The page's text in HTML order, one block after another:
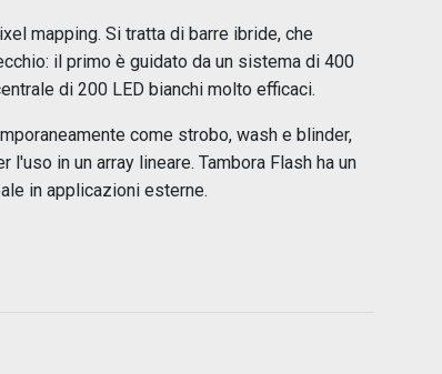
mapping. Si tratta di barre ibride, che
il primo è guidato da un sistema di 400
di 200 LED bianchi molto efficaci.
come strobo, wash e blinder,
in un array lineare. Tambora Flash ha un
in applicazioni esterne.